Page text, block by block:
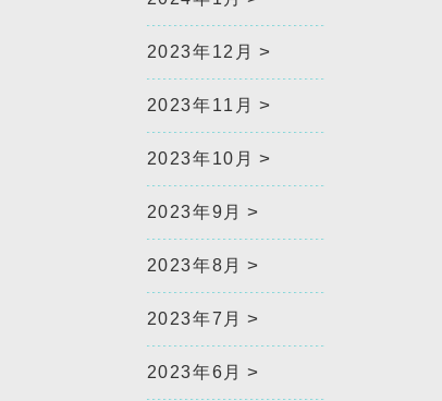
2023年12月
2023年11月
2023年10月
2023年9月
2023年8月
2023年7月
2023年6月